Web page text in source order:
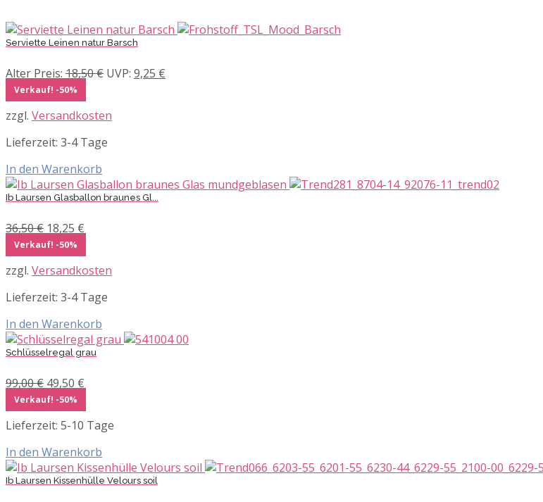
Serviette Leinen natur Barsch
Alter Preis: 18,50€ Ursprünglicher
18,50 €
UVP: 9,25 €
Verkauf! -50%
zzgl. Versandkosten
Lieferzeit: 3-4 Tage
In den Warenkorb
Ib Laursen Glasballon braunes Gl...
36,50€ Ursprünglicher
Preis
war:
36,50 €
18,25 €
ist:
18,25 €.
Verkauf! -50%
zzgl. Versandkosten
Lieferzeit: 3-4 Tage
In den Warenkorb
Schlüsselregal grau
99,00€ Ursprünglicher
Preis
war:
99,00 €
49,50 €
ist:
49,50 €.
Verkauf! -50%
Lieferzeit: 5-10 Tage
In den Warenkorb
Ib Laursen Kissenhülle Velours soil